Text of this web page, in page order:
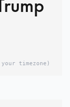
timezone)